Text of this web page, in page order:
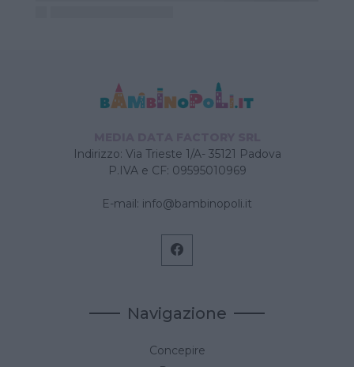
Indirizzo: Via Trieste 1/A- 35121 Padova
P.IVA e CF: 09595010969
E-mail: info@bambinopoli.it
Navigazione
Concepire